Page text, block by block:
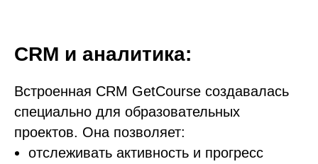
CRM и аналитика:
Встроенная CRM GetCourse создавалась
специально для образовательных
проектов. Она позволяет:
отслеживать активность и прогресс